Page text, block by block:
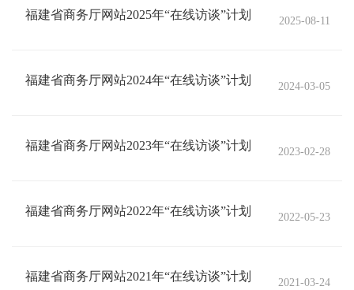
福建省商务厅网站2025年“在线访谈”计划 2025-08-11
福建省商务厅网站2024年“在线访谈”计划 2024-03-05
福建省商务厅网站2023年“在线访谈”计划 2023-02-28
福建省商务厅网站2022年“在线访谈”计划 2022-05-23
福建省商务厅网站2021年“在线访谈”计划 2021-03-24